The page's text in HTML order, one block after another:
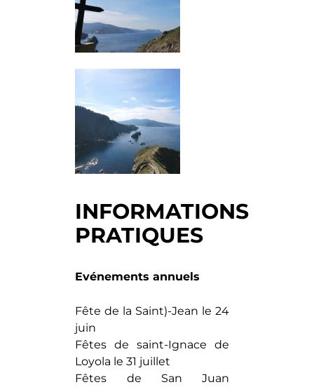
INFORMATIONS
PRATIQUES
Evénements annuels
Fête de la Saint)-Jean le 24
juin
Fêtes de saint-Ignace de
Loyola le 31 juillet
Fêtes de San Juan